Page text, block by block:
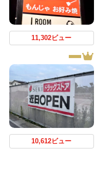
11,302ビュー
10,612ビュー